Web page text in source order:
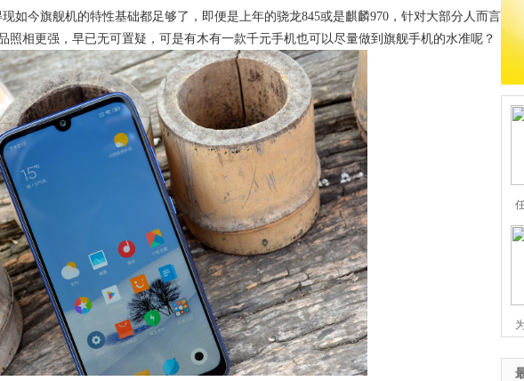
如今旗舰机的特性基础都足够了，即便是上年的骁龙845或是麒麟970，针对大部分人而言
照相更强，早已无可置疑，可是有木有一款千元手机也可以尽量做到旗舰手机的水准呢？